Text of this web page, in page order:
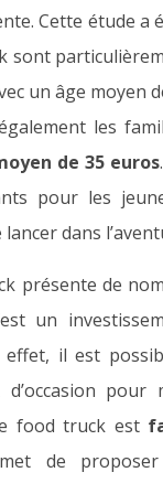
Cette étude a
sont
un âge moyen
les
de 35 euros
pour les
dans
présente de
un
effet, il est
pour
food truck est
de